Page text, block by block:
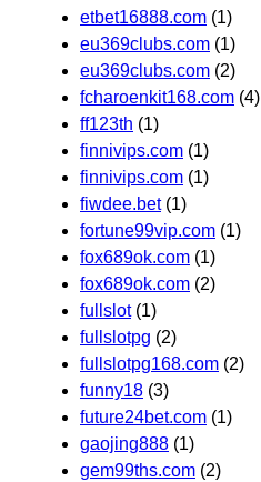
etbet16888.com (1)
eu369clubs.com (1)
eu369clubs.com (2)
fcharoenkit168.com (4)
ff123th (1)
finnivips.com (1)
finnivips.com (1)
fiwdee.bet(1)
fortune99vip.com (1)
fox689ok.com (1)
fox689ok.com (2)
fullslot(1)
fullslotpg (2)
fullslotpg168.com (2)
funny18 (3)
future24bet.com (1)
gaojing888 (1)
gem99ths.com (2)